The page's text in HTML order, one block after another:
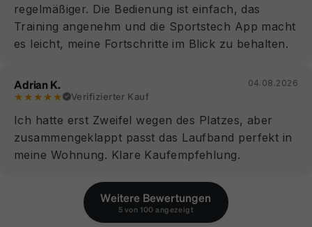
regelmäßiger. Die Bedienung ist einfach, das
Training angenehm und die Sportstech App macht
es leicht, meine Fortschritte im Blick zu behalten.
Adrian K.
★★★★★ Verifizierter Kauf
04.08.2026
Ich hatte erst Zweifel wegen des Platzes, aber
zusammengeklappt passt das Laufband perfekt in
meine Wohnung. Klare Kaufempfehlung.
Weitere Bewertungen
5 von 100 angezeigt